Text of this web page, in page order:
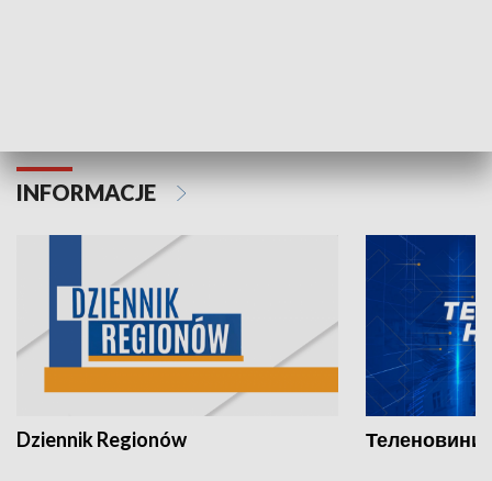
INFORMACJE
Dziennik Regionów Теленовини